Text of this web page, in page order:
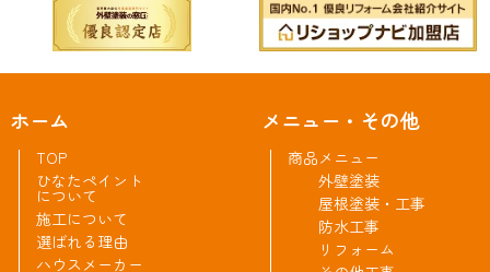
ホーム
TOP
ひなたペイント
について
施工について
選ばれる理由
ハウスメーカー
メニュー・その他
商品メニュー
外壁塗装
屋根塗装・工事
防水工事
リフォーム